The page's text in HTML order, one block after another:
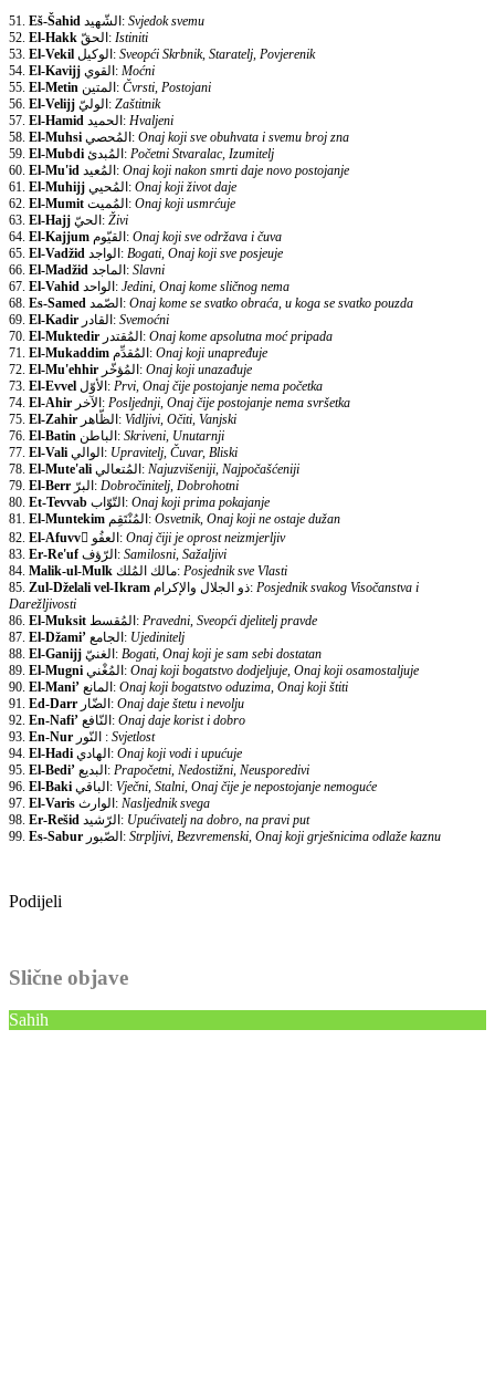
51. Eš-Šahid الشّهيد: Svjedok svemu
52. El-Hakk الحقّ: Istiniti
53. El-Vekil الوكيل: Sveopći Skrbnik, Staratelj, Povjerenik
54. El-Kavijj القوي: Moćni
55. El-Metin المتين: Čvrsti, Postojani
56. El-Velijj الوليّ: Zaštitnik
57. El-Hamid الحميد: Hvaljeni
58. El-Muhsi المُحصي: Onaj koji sve obuhvata i svemu broj zna
59. El-Mubdi المُبدئ: Početni Stvaralac, Izumitelj
60. El-Mu'id المُعيد: Onaj koji nakon smrti daje novo postojanje
61. El-Muhijj المُحيي: Onaj koji život daje
62. El-Mumit المُميت: Onaj koji usmrćuje
63. El-Hajj الحيّ: Živi
64. El-Kajjum القيّوم: Onaj koji sve održava i čuva
65. El-Vadžid الواجد: Bogati, Onaj koji sve posjeuje
66. El-Madžid الماجد: Slavni
67. El-Vahid الواحد: Jedini, Onaj kome sličnog nema
68. Es-Samed الصّمد: Onaj kome se svatko obraća, u koga se svatko pouzda
69. El-Kadir القادر: Svemoćni
70. El-Muktedir المُقتدر: Onaj kome apsolutna moć pripada
71. El-Mukaddim المُقدِّم: Onaj koji unapređuje
72. El-Mu'ehhir المُؤخّر: Onaj koji unazađuje
73. El-Evvel الأوّل: Prvi, Onaj čije postojanje nema početka
74. El-Ahir الآخر: Posljednji, Onaj čije postojanje nema svršetka
75. El-Zahir الظّاهر: Vidljivi, Očiti, Vanjski
76. El-Batin الباطن: Skriveni, Unutarnji
77. El-Vali الوالي: Upravitelj, Čuvar, Bliski
78. El-Mute'ali المُتعالي: Najuzvišeniji, Najpočašćeniji
79. El-Berr البرّ: Dobročinitelj, Dobrohotni
80. Et-Tevvab التّوّاب: Onaj koji prima pokajanje
81. El-Muntekim المُنْتَقِم: Osvetnik, Onaj koji ne ostaje dužan
82. El-Afuvv ّالعفُو: Onaj čiji je oprost neizmjerljiv
83. Er-Re'uf الرّؤف: Samilosni, Sažaljivi
84. Malik-ul-Mulk مالك المُلك: Posjednik sve Vlasti
85. Zul-Dželali vel-Ikram ذو الجلال والإكرام: Posjednik svakog Visočanstva i
Darežljivosti
86. El-Muksit المُقسط: Pravedni, Sveopći djelitelj pravde
87. El-Džami’ الجامع: Ujedinitelj
88. El-Ganijj الغنيّ: Bogati, Onaj koji je sam sebi dostatan
89. El-Mugni المُغْني: Onaj koji bogatstvo dodjeljuje, Onaj koji osamostaljuje
90. El-Mani’ المانع: Onaj koji bogatstvo oduzima, Onaj koji štiti
91. Ed-Darr الضّار: Onaj daje štetu i nevolju
92. En-Nafi’ النّافع: Onaj daje korist i dobro
93. En-Nur النّور : Svjetlost
94. El-Hadi الهادي: Onaj koji vodi i upućuje
95. El-Bedi’ البديع: Prapočetni, Nedostižni, Neusporedivi
96. El-Baki الباقي: Vječni, Stalni, Onaj čije je nepostojanje nemoguće
97. El-Varis الوارث: Nasljednik svega
98. Er-Rešid الرّشيد: Upućivatelj na dobro, na pravi put
99. Es-Sabur الصّبور: Strpljivi, Bezvremenski, Onaj koji grješnicima odlaže kaznu
Podijeli
Slične objave
Sahih